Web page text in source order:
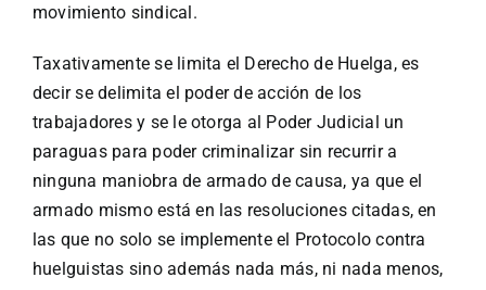
movimiento sindical.
Taxativamente se limita el Derecho de Huelga, es
decir se delimita el poder de acción de los
trabajadores y se le otorga al Poder Judicial un
paraguas para poder criminalizar sin recurrir a
ninguna maniobra de armado de causa, ya que el
armado mismo está en las resoluciones citadas, en
las que no solo se implemente el Protocolo contra
huelguistas sino además nada más, ni nada menos,